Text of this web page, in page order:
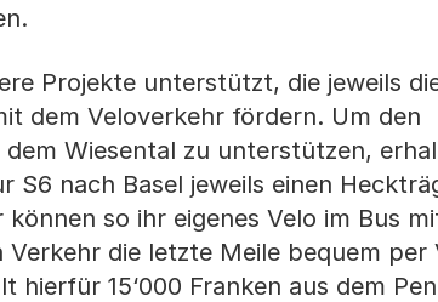
Projekte unterstützt, die jeweils
dem Veloverkehr fördern. Um den
Wiesental zu unterstützen,
S6 nach Basel jeweils einen
so ihr eigenes Velo im Bus
die letzte Meile bequem per
hierfür 15‘000 Franken aus dem